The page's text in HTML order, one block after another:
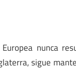
nunca
sigue